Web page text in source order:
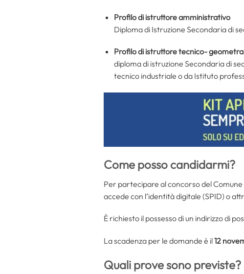
Profilo di istruttore amministrativo
Diploma di Istruzione Secondaria di
Profilo di istruttore tecnico- geometra
diploma di istruzione Secondaria di
tecnico industriale o da Istituto
Come posso candidarmi?
Per partecipare al concorso del
accede con l’identità digitale (SPID) o
È richiesto il possesso di un indirizzo di
La scadenza per le domande è il12
Quali prove sono previste?